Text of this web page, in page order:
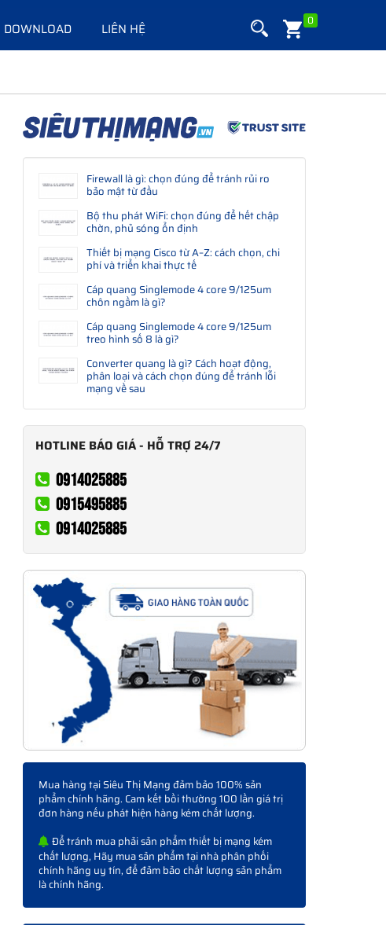
DOWNLOAD LIÊN HỆ 0
Firewall là gì: chọn đúng để tránh rủi ro
bảo mật từ đầu
Bộ thu phát WiFi: chọn đúng để hết chập
chờn, phủ sóng ổn định
Thiết bị mạng Cisco từ A–Z: cách chọn, chi
phí và triển khai thực tế
Cáp quang Singlemode 4 core 9/125um
chôn ngầm là gì?
Cáp quang Singlemode 4 core 9/125um
treo hình số 8 là gì?
Converter quang là gì? Cách hoạt động,
phân loại và cách chọn đúng để tránh lỗi
mạng về sau
HOTLINE BÁO GIÁ - HỖ TRỢ 24/7
0914025885
0915495885
0914025885
Mua hàng tại Siêu Thị Mạng đảm bảo 100% sản
phẩm chính hãng. Cam kết bồi thường 100 lần giá trị
đơn hàng nếu phát hiện hàng kém chất lượng.
Để tránh mua phải sản phẩm thiết bị mạng kém
chất lượng, Hãy mua sản phẩm tại nhà phân phối
chính hãng uy tín, để đảm bảo chất lượng sản phẩm
là chính hãng.